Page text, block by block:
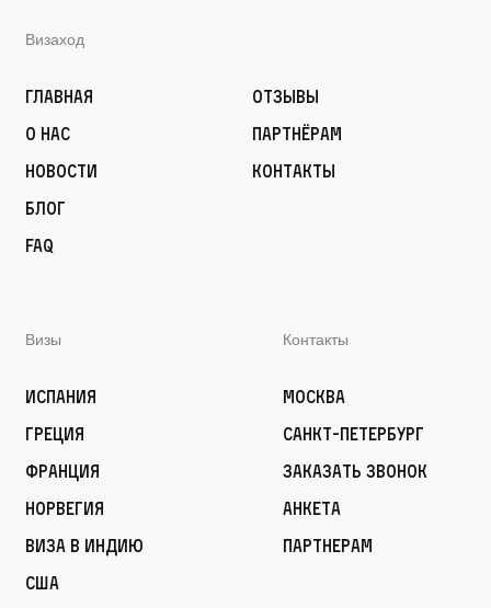
Визаход
Главная
О нас
Новости
Блог
FAQ
Отзывы
Партнёрам
Контакты
Визы
Испания
Греция
Франция
Норвегия
Виза в Индию
США
Контакты
Москва
Санкт-Петербург
Заказать звонок
Анкета
Партнерам